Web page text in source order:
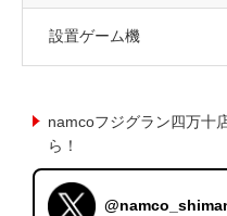
設置ゲーム機
namcoフジグラン四万十
ら！